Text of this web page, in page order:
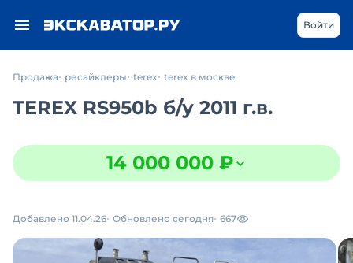
Войти
Продажа ресайклеры terex terex в москве
TEREX RS950b б/у 2011 г.в.
14 000 000 ₽
Добавлено 11.04.26 Обновлено сегодня 667